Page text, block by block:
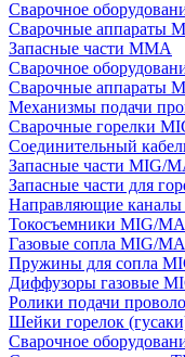
Сварочное
Сварочные аппараты
Запасные части MMA
Сварочное
Сварочные аппараты
Механизмы подачи
Сварочные горелки
Соединительный
Запасные части MIG/
Запасные части для
Направляющие
Токосъемники MIG/
Газовые сопла MIG/
Пружины для сопла
Диффузоры газовые
Ролики подачи
Шейки горелок
Сварочное